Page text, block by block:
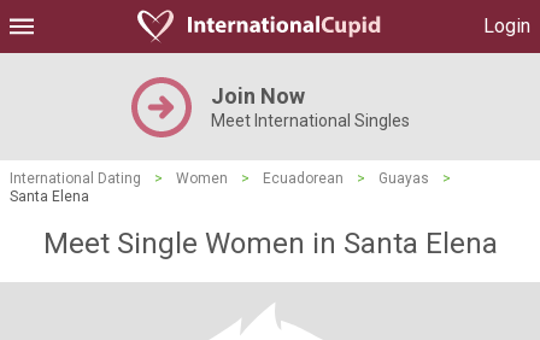
Login
Join Now
Meet International Singles
International Dating > Women > Ecuadorean > Guayas
>
Santa Elena
Meet Single Women in Santa Elena